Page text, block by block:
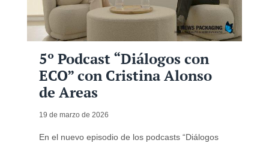
5º Podcast “Diálogos con
ECO” con Cristina Alonso
de Areas
19 de marzo de 2026
En el nuevo episodio de los podcasts “Diálogos